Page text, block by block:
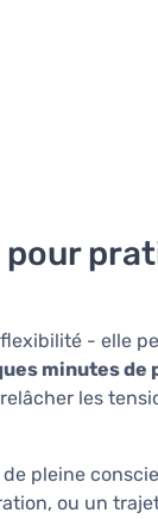
- elle
minutes de
relâcher les
pleine
ou un